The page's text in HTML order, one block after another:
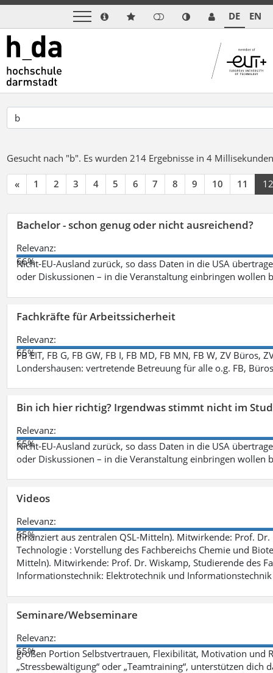
DE EN
Gesucht nach "b". Es wurden 214 Ergebnisse in 4
« 1 2 3 4 5 6 7 8 9 10 11 12
Bachelor - schon genug oder nicht ausreichend?
Relevanz:
66%
Nicht-EU-Ausland zurück, so dass Daten in die USA
oder Diskussionen – in die Veranstaltung einbringen wollen
Fachkräfte für Arbeitssicherheit
Relevanz:
65%
FB EIT, FB G, FB GW, FB I, FB MD, FB MN, FB W, ZV Büros,
Londershausen: vertretende Betreuung für alle o.g. FB,
Bin ich hier richtig? Irgendwas stimmt nicht im
Relevanz:
65%
Nicht-EU-Ausland zurück, so dass Daten in die USA
oder Diskussionen – in die Veranstaltung einbringen wollen
Videos
Relevanz:
65%
(finanziert aus zentralen QSL-Mitteln). Mitwirkende: Prof.
Technologie : Vorstellung des Fachbereichs Chemie und
Mitteln). Mitwirkende: Prof. Dr. Wiskamp, Studierende des
Informationstechnik: Elektrotechnik und
Seminare/Webseminare
Relevanz:
65%
großen Portion Selbstvertrauen, Flexibilität, Motivation und
„Stressbewältigung“ oder „Teamtraining“, unterstützen